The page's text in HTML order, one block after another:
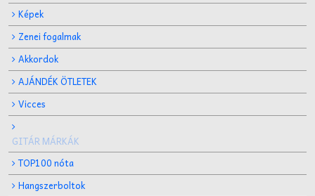
Képek
Zenei fogalmak
Akkordok
AJÁNDÉK ÖTLETEK
Vicces
GITÁR MÁRKÁK
TOP100 nóta
Hangszerboltok